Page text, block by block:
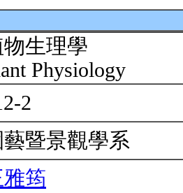
生理學
Physiology
2
藝暨景觀學系
筠